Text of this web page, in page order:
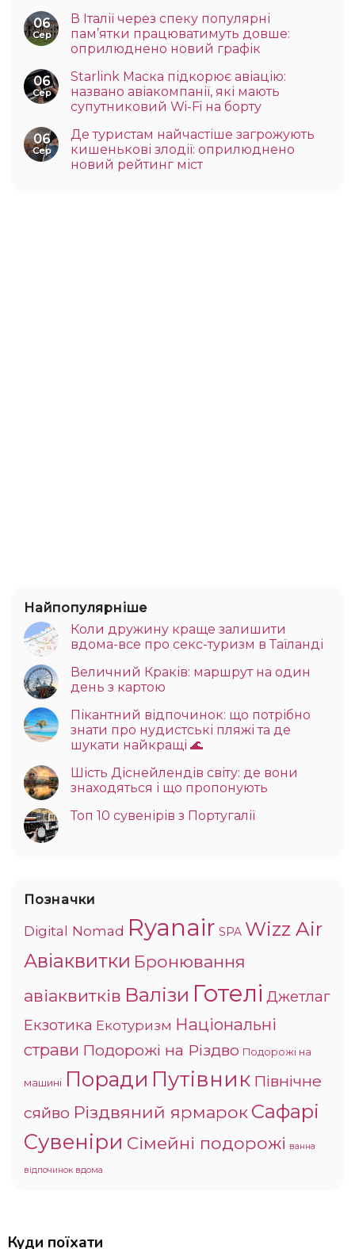
06
Сер
В Італії через спеку популярні
пам’ятки працюватимуть довше:
оприлюднено новий графік
06
Сер
Starlink Маска підкорює авіацію:
названо авіакомпанії, які мають
супутниковий Wi-Fi на борту
06
Сер
Де туристам найчастіше загрожують
кишенькові злодії: оприлюднено
новий рейтинг міст
Найпопулярніше
Коли дружину краще залишити
вдома-все про секс-туризм в Таїланді
Величний Краків: маршрут на один
день з картою
Пікантний відпочинок: що потрібно
знати про нудистські пляжі та де
шукати найкращі 🌊
Шість Діснейлендів світу: де вони
знаходяться і що пропонують
Топ 10 сувенірів з Португалії
Позначки
Digital Nomad Ryanair SPA Wizz Air
Авіаквитки Бронювання
авіаквитків Валізи Готелі Джетлаг
Екзотика Екотуризм Національні
страви Подорожі на Різдво Подорожі на
машині Поради Путівник Північне
сяйво Різдвяний ярмарокСафарі
Сувеніри Сімейні подорожі ванна
відпочинок вдома
Куди поїхати